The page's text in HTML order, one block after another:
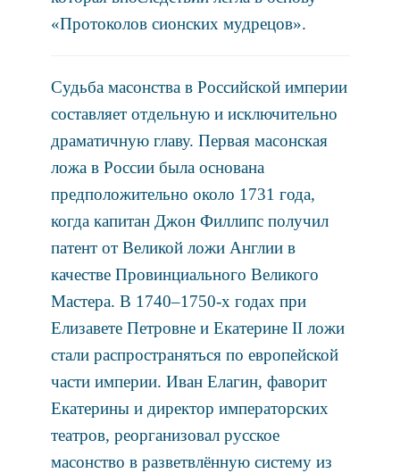
«Протоколов сионских мудрецов».
Судьба масонства в Российской империи
составляет отдельную и исключительно
драматичную главу. Первая масонская
ложа в России была основана
предположительно около 1731 года,
когда капитан Джон Филлипс получил
патент от Великой ложи Англии в
качестве Провинциального Великого
Мастера. В 1740–1750-х годах при
Елизавете Петровне и Екатерине II ложи
стали распространяться по европейской
части империи. Иван Елагин, фаворит
Екатерины и директор императорских
театров, реорганизовал русское
масонство в разветвлённую систему из